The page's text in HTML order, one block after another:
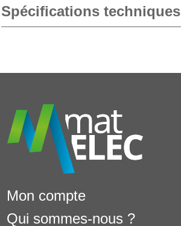
Spécifications techniques
Mon compte
Qui sommes-nous ?